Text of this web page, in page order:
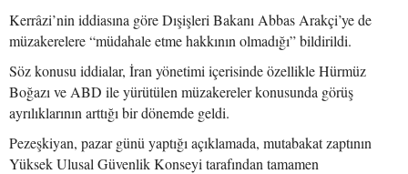
Kerrâzi’nin iddiasına göre Dışişleri Bakanı Abbas Arakçi’ye de
müzakerelere “müdahale etme hakkının olmadığı” bildirildi.
Söz konusu iddialar, İran yönetimi içerisinde özellikle Hürmüz
Boğazı ve ABD ile yürütülen müzakereler konusunda görüş
ayrılıklarının arttığı bir dönemde geldi.
Pezeşkiyan, pazar günü yaptığı açıklamada, mutabakat zaptının
Yüksek Ulusal Güvenlik Konseyi tarafından tamamen